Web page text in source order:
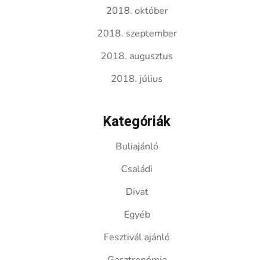
2018. október
2018. szeptember
2018. augusztus
2018. július
Kategóriák
Buliajánló
Családi
Divat
Egyéb
Fesztivál ajánló